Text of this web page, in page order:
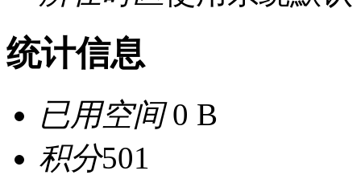
统计信息
已用空间0 B
积分501